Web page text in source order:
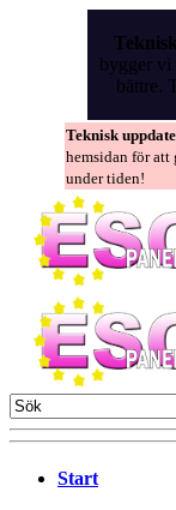
bygger vi
bättre.
Teknisk
hemsidan för att
under tiden!
Start